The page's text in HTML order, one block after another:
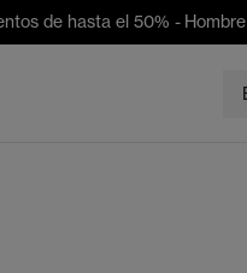
de hasta el 50% - Hombre